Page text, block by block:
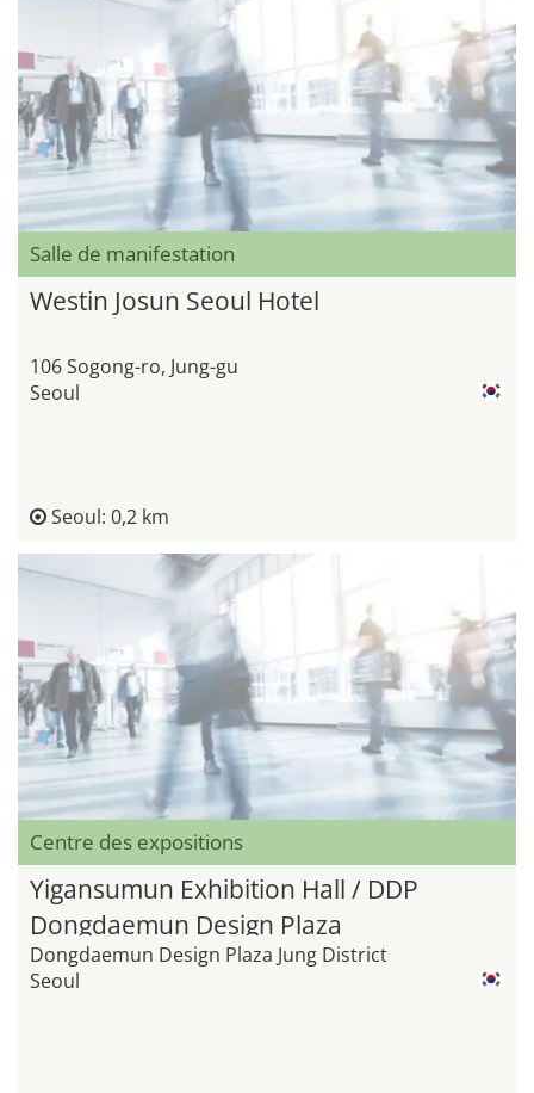
Salle de manifestation
Westin Josun Seoul Hotel
106 Sogong-ro, Jung-gu
Seoul
Seoul: 0,2 km
Centre des expositions
Yigansumun Exhibition Hall / DDP
Dongdaemun Design Plaza
Dongdaemun Design Plaza Jung District
Seoul